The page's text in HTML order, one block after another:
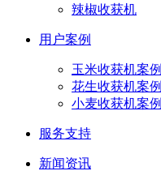
辣椒收获机
用户案例
玉米收获机案例
花生收获机案例
小麦收获机案例
服务支持
新闻资讯